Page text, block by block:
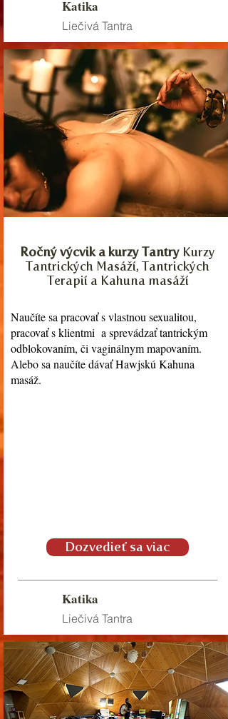
Katika
Liečivá Tantra
Ročný výcvik a kurzy Tantry Kurzy
Tantrických Masáží, Tantrických
Terapií a Kahuna masáží
Naučíte sa pracovať s vlastnou sexualitou,
pracovať s klientmi a sprevádzať tantrickým
odblokovaním, či vaginálnym mapovaním.
Alebo sa naučíte dávať Hawjskú Kahuna
masáž.
Dozvedieť sa viac
Katika
Liečivá Tantra